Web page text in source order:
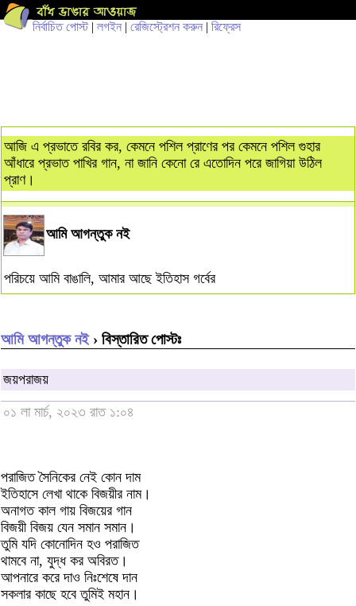
নির্বাচিত পোস্ট| লগইন | রেজিস্ট্রেশন করুন | রিফ্রেস
আজি এ প্রভাতে রবির কর, কেমনে পশিল প্রাণের পর কেমনে পশিল গুহার
আঁধারে প্রভাত পাখির গান, না জানি কেনো রে এতোদিন পরে জাগিয়া উঠিল
প্রাণ।
আমি আগন্তুক নই
পরিচয়ে আমি বাঙালি, আমার আছে ইতিহাস গর্বের
আমি আগন্তুক নই› বিস্তারিত পোস্টঃ
জয়পরাজয়
০১ লা মার্চ, ২০২৩ রাত ১:০৪
পরাজিত সৈনিকের নেই কোন দাম
ইতিহাসে লেখা থাকে বিজয়ীর নাম।
অনাগত কাল গায় বিজয়ের গান
বিজয়ী বিজয় যেন সমান সমান।
তুমি যদি কোনোদিন হও পরাজিত
থামবে না, যুদ্ধ কর অবিরত।
আপনারে করে দাও নিঃশেষে দান
সকলার কাছে হবে তুমিই মহান।